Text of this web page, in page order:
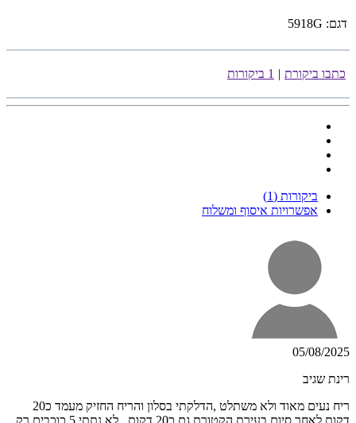
דגם: 5918G
כתבו ביקורת | 1 ביקורות
ביקורות (1)
אפשרויות איסוף ומשלוח
05/08/2025
רינת שגיב
ריח נעים מאוד ולא משתלט ,הדלקתי בסלון והריח החזיק מעמד כ20
דקות לאחר סיום בעירת הקטורת גם כ20 דקות , לא נתתי 5 כוכבים רק